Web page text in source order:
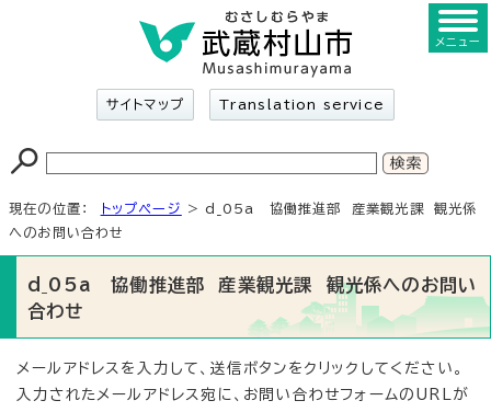
サイトマップ Translation service
メニュー
現在の位置： トップページ
> d_05a 協働推進部 産業観光課 観光係
へのお問い合わせ
d_05a 協働推進部 産業観光課 観光係へのお問い
合わせ
メールアドレスを入力して、送信ボタンをクリックしてください。
入力されたメールアドレス宛に、お問い合わせフォームのURLが